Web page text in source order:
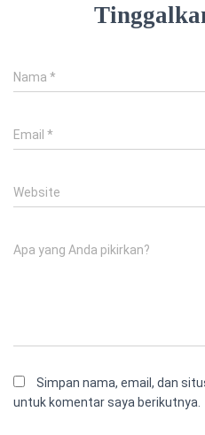
Nama *
Email *
Website
Apa yang Anda pikirkan?
Simpan nama, email, dan
untuk komentar saya berikutnya.